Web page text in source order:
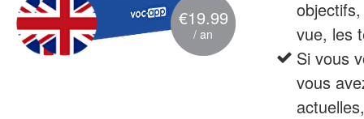
€19.99
/ an
vue, les
Si vous
vous